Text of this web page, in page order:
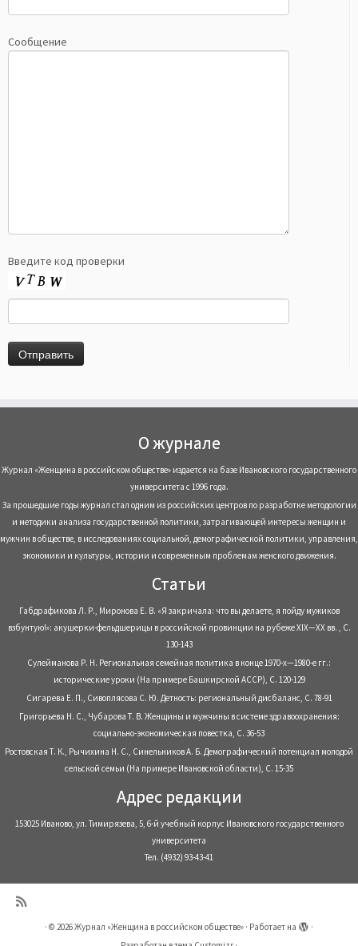
Сообщение
Введите код проверки
О журнале
Журнал «Женщина в российском обществе» издается на базе Ивановского государственного
университета с 1996 года.
За прошедшие годы журнал стал одним из российских центров по разработке методологии
и методики анализа государственной политики, затрагивающей интересы женщин и
мужчин в обществе, в исследованиях социальной, демографической политики, управления,
экономики и культуры, истории и современным проблемам женского движения.
Статьи
Габдрафикова Л. Р., Миронова Е. В. «Я закричала: что вы делаете, я пойду мужиков
взбунтую!»: акушерки-фельдшерицы в российской провинции на рубеже XIX—XX вв. , С.
130-143
Сулейманова Р. Н. Региональная семейная политика в конце 1970-х—1980-е гг.:
исторические уроки (На примере Башкирской АССР), С. 120-129
Сигарева Е. П., Сивоплясова С. Ю. Детность: региональный дисбаланс, С. 78-91
Григорьева Н. С., Чубарова Т. В. Женщины и мужчины в системе здравоохранения:
социально-экономическая повестка, С. 36-53
Ростовская Т. К., Рычихина Н. С., Синельников А. Б. Демографический потенциал молодой
сельской семьи (На примере Ивановской области), С. 15-35
Адрес редакции
153025 Иваново, ул. Тимирязева, 5, 6-й учебный корпус Ивановского государственного
университета
Тел. (4932) 93-43-41
· © 2026Журнал «Женщина в российском обществе» · Работает на
·